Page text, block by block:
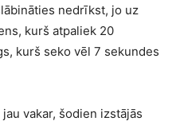
nedrīkst, jo uz
kurš atpaliek 20
kurš seko vēl 7 sekundes
vakar, šodien izstājās